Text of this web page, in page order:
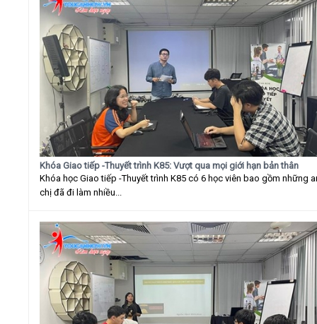
Khóa Giao tiếp -Thuyết trình K85: Vượt qua mọi giới hạn bản thân
Khóa học Giao tiếp -Thuyết trình K85 có 6 học viên bao gồm những
chị đã đi làm nhiều...